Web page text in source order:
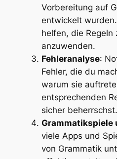
Vorbereitung auf
entwickelt
helfen, die Regeln
anzuwenden.
Fehleranalyse:
Fehler, die du
warum sie
entsprechenden
sicher beherrschst.
Grammatikspiele
viele Apps und
von Grammatik